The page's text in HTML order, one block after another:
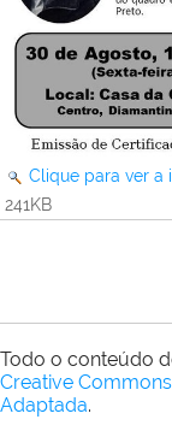
Clique para ver a
241KB
Todo o conteúdo
Creative
Adaptada.